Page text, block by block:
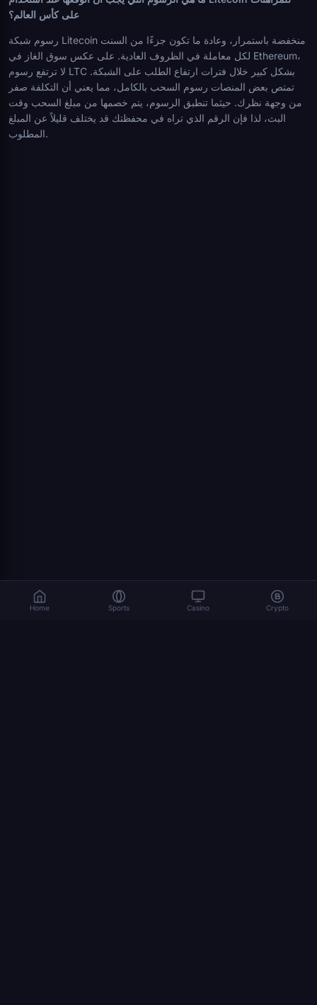
على كأس العالم؟
رسوم شبكة Litecoin منخفضة باستمرار، وعادة ما تكون جزءًا من السنت
لكل معاملة في الظروف العادية. على عكس سوق الغاز في Ethereum،
لا ترتفع رسوم LTC بشكل كبير خلال فترات ارتفاع الطلب على الشبكة.
تمتص بعض المنصات رسوم السحب بالكامل، مما يعني أن التكلفة صفر
من وجهة نظرك. حيثما تنطبق الرسوم، يتم خصمها من مبلغ السحب وقت
البث، لذا فإن الرقم الذي تراه في محفظتك قد يختلف قليلاً عن المبلغ
المطلوب.
Home Sports Casino Crypto